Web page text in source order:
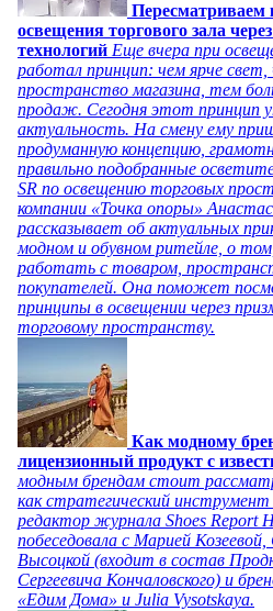
Пересматриваем
освещения торгового зала
технологий Еще вчера при
работал принцип: чем ярче свет,
пространство магазина, тем
продаж. Сегодня этот принцип
актуальность. На смену ему
продуманную концепцию,
правильно подобранные
SR по освещению торговых
компании «Точка опоры»
рассказывает об актуальных
модном и обувном ритейле, о
работать с товаром,
покупателей. Она поможет
принципы в освещении через
торговому пространству.
Как модному
лицензионный продукт с
модным брендам стоит
как стратегический
редактор журнала Shoes Report
побеседовала с Марией
Высоцкой (входит в состав
Сергеевича Кончаловского) и
«Едим Дома» и Julia Vysotskaya.